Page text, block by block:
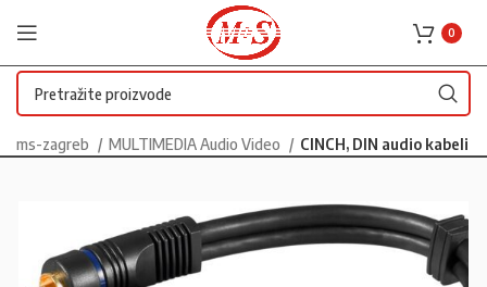
0
ms-zagreb MULTIMEDIA Audio Video CINCH, DIN audio kabeli